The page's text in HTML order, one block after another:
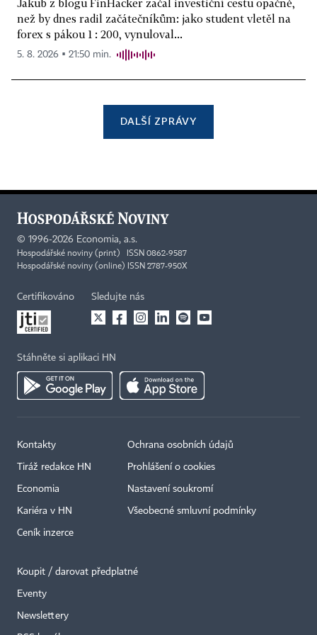
Jakub z blogu FinHacker začal investiční cestu opačně,
než by dnes radil začátečníkům: jako student vletěl na
forex s pákou 1 : 200, vynuloval...
5. 8. 2026 ▪ 21:50 min.
DALŠÍ ZPRÁVY
© 1996-2026 Economia, a.s.
Hospodářské noviny (print) ISSN 0862-9587
Hospodářské noviny (online) ISSN 2787-950X
Certifikováno Sledujte nás
Stáhněte si aplikaci HN
Kontakty
Tiráž redakce HN
Economia
Kariéra v HN
Ceník inzerce
Ochrana osobních údajů
Prohlášení o cookies
Nastavení soukromí
Všeobecné smluvní podmínky
Koupit / darovat předplatné
Eventy
Newslettery